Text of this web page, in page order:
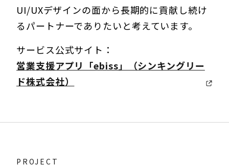
UI/UXデザインの面から長期的に貢献し続け
るパートナーでありたいと考えています。
サービス公式サイト：
営業支援アプリ「ebiss」（シンキングリー
ド株式会社）
PROJECT